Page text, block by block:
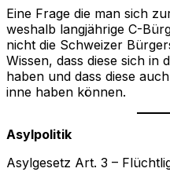
Eine Frage die man sich
weshalb langjährige C-
nicht die Schweizer
Wissen, dass diese sich in
haben und dass diese
inne haben können.
Asylpolitik
Asylgesetz Art. 3 –